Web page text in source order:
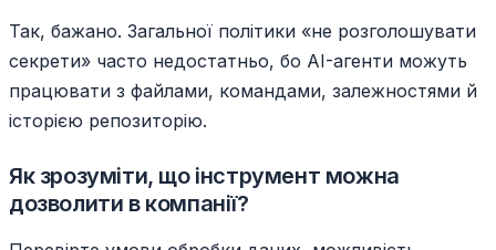
Так, бажано. Загальної політики «не розголошувати
секрети» часто недостатньо, бо AI-агенти можуть
працювати з файлами, командами, залежностями й
історією репозиторію.
Як зрозуміти, що інструмент можна
дозволити в компанії?